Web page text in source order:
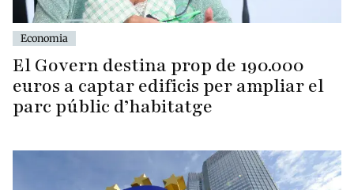
Economia
El Govern destina prop de 190.000
euros a captar edificis per ampliar el
parc públic d’habitatge